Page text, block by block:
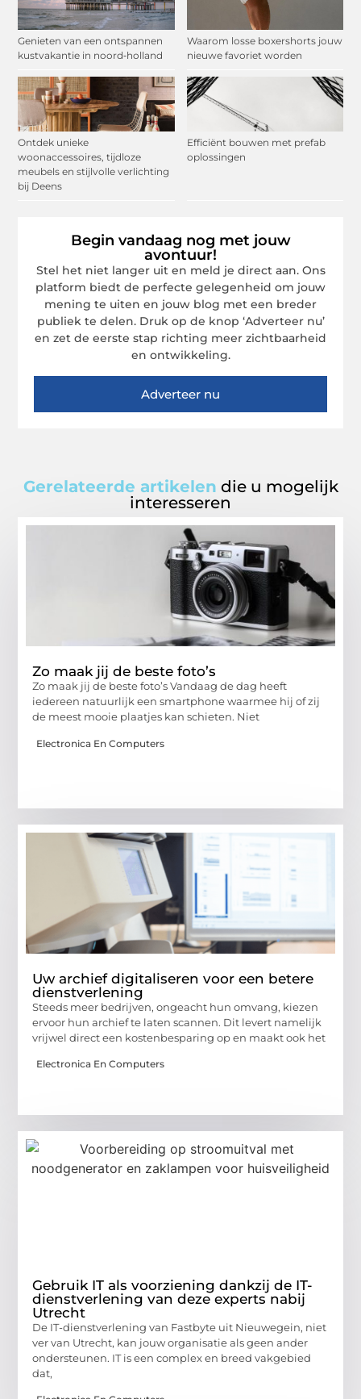
Genieten van een ontspannen
kustvakantie in noord‑holland
Waarom losse boxershorts jouw
nieuwe favoriet worden
Ontdek unieke
woonaccessoires, tijdloze
meubels en stijlvolle verlichting
bij Deens
Efficiënt bouwen met prefab
oplossingen
Begin vandaag nog met jouw
avontuur!
Stel het niet langer uit en meld je direct aan. Ons
platform biedt de perfecte gelegenheid om jouw
mening te uiten en jouw blog met een breder
publiek te delen. Druk op de knop ‘Adverteer nu’
en zet de eerste stap richting meer zichtbaarheid
en ontwikkeling.
Adverteer nu
Gerelateerde artikelen die u mogelijk
interesseren
Zo maak jij de beste foto’s
Zo maak jij de beste foto’s Vandaag de dag heeft
iedereen natuurlijk een smartphone waarmee hij of zij
de meest mooie plaatjes kan schieten. Niet
Electronica En Computers
Uw archief digitaliseren voor een betere
dienstverlening
Steeds meer bedrijven, ongeacht hun omvang, kiezen
ervoor hun archief te laten scannen. Dit levert namelijk
vrijwel direct een kostenbesparing op en maakt ook het
Electronica En Computers
Gebruik IT als voorziening dankzij de IT-
dienstverlening van deze experts nabij
Utrecht
De IT-dienstverlening van Fastbyte uit Nieuwegein, niet
ver van Utrecht, kan jouw organisatie als geen ander
ondersteunen. IT is een complex en breed vakgebied
dat,